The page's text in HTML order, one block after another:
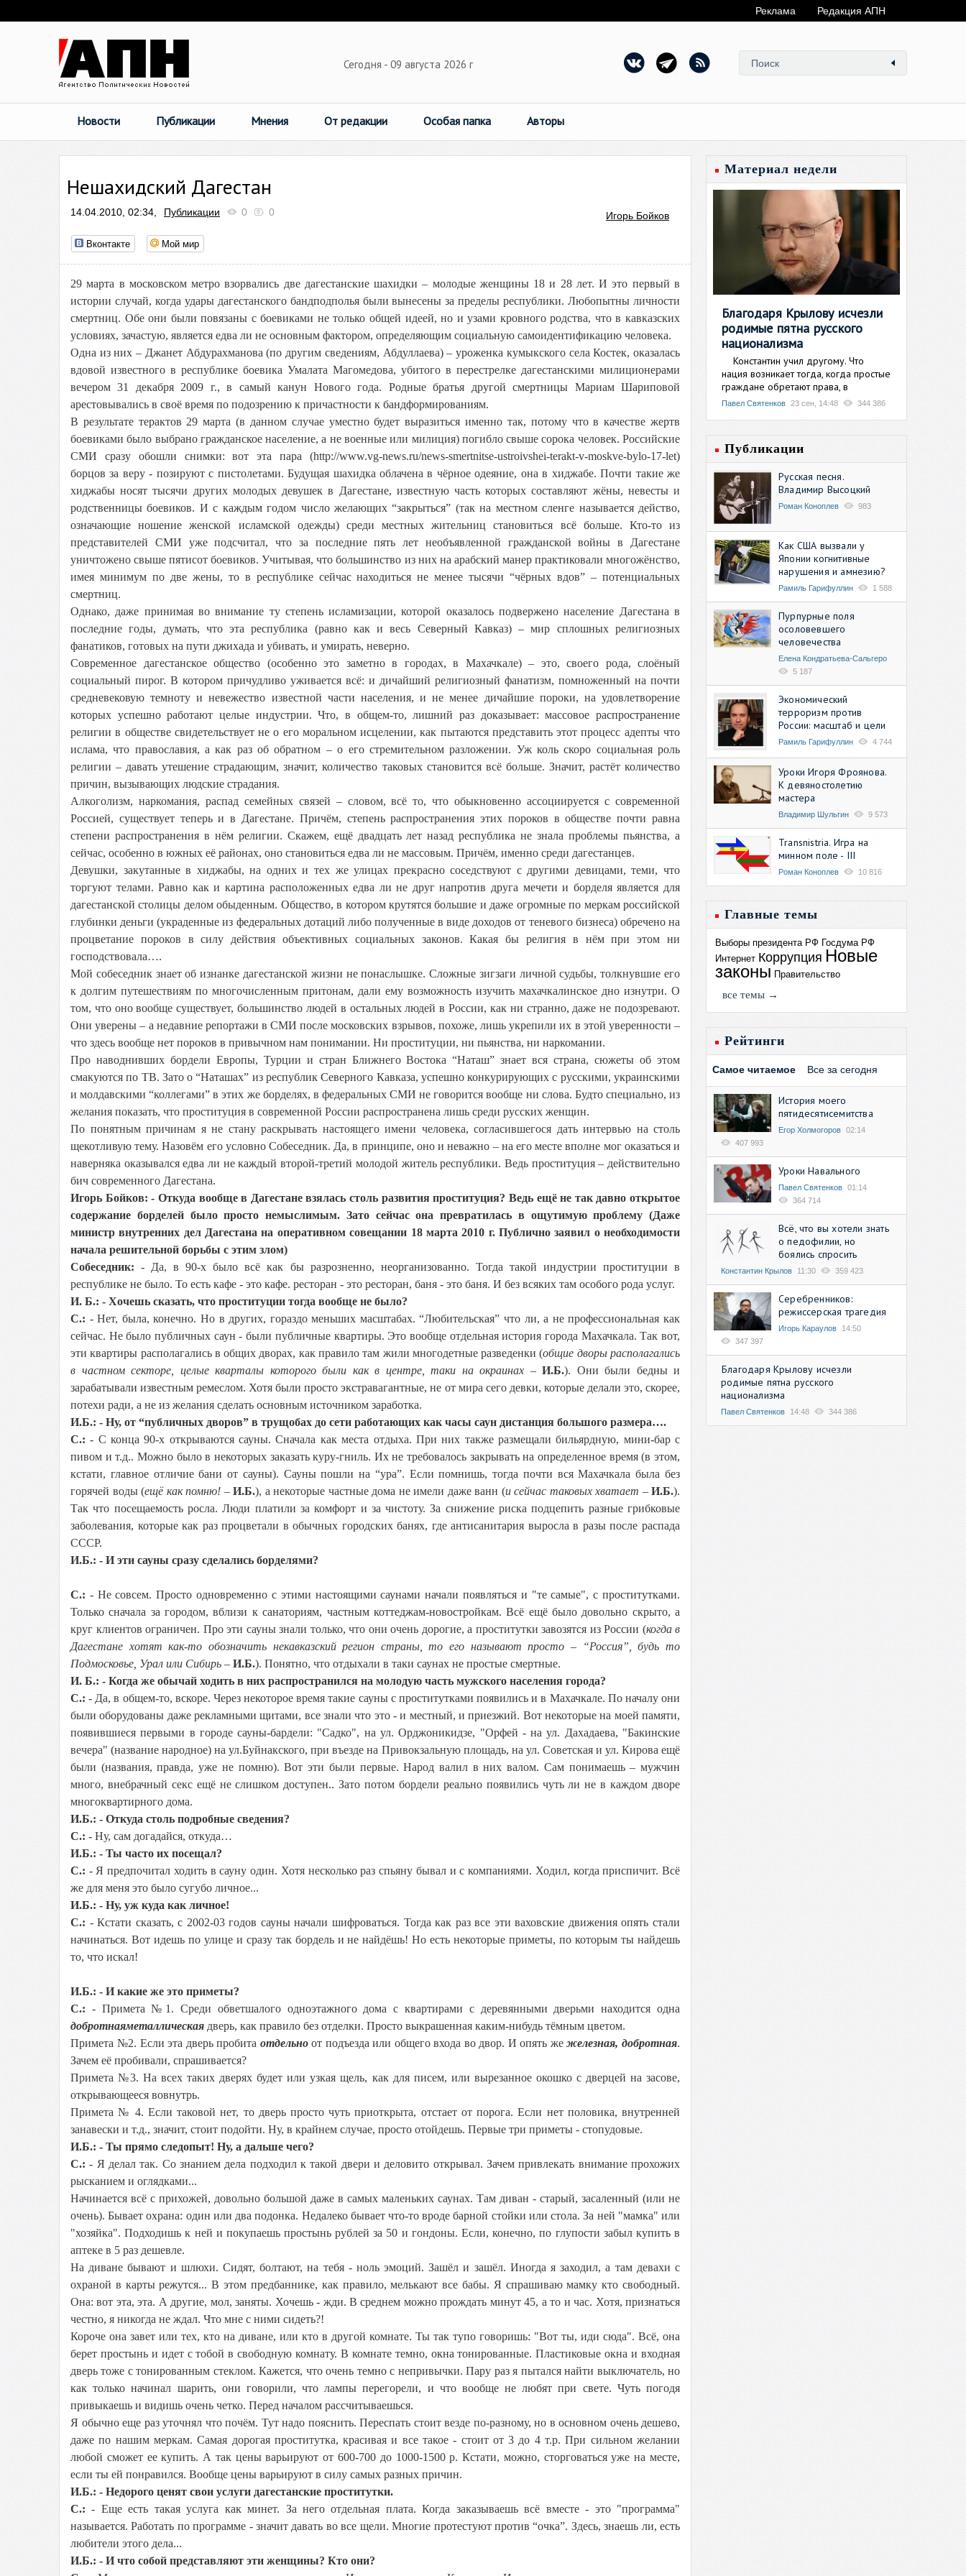
Реклама Редакция АПН
Сегодня - 09 августа 2026 г
Новости Публикации Мнения От редакции Особая папка Авторы
Нешахидский Дагестан
14.04.2010, 02:34, Публикации 0 0 Игорь Бойков
Вконтакте Мой мир
29 марта в московском метро взорвались две дагестанские шахидки – молодые женщины 18 и 28 лет. И это первый в
истории случай, когда удары дагестанского бандподполья были вынесены за пределы республики. Любопытны личности
смертниц. Обе они были повязаны с боевиками не только общей идеей, но и узами кровного родства, что в кавказских
условиях, зачастую, является едва ли не основным фактором, определяющим социальную самоидентификацию человека.
Одна из них – Джанет Абдурахманова (по другим сведениям, Абдуллаева) – уроженка кумыкского села Костек, оказалась
вдовой известного в республике боевика Умалата Магомедова, убитого в перестрелке дагестанскими милиционерами
вечером 31 декабря 2009 г., в самый канун Нового года. Родные братья другой смертницы Мариам Шариповой
арестовывались в своё время по подозрению к причастности к бандформированиям.
В результате терактов 29 марта (в данном случае уместно будет выразиться именно так, потому что в качестве жертв
боевиками было выбрано гражданское население, а не военные или милиция) погибло свыше сорока человек. Российские
СМИ сразу обошли снимки: вот эта пара (http://www.vg-news.ru/news-smertnitse-ustroivshei-terakt-v-moskve-bylo-17-let)
борцов за веру - позируют с пистолетами. Будущая шахидка облачена в чёрное одеяние, она в хиджабе. Почти такие же
хиджабы носят тысячи других молодых девушек в Дагестане, известную часть которых составляют жёны, невесты и
родственницы боевиков. И с каждым годом число желающих “закрыться” (так на местном сленге называется действо,
означающие ношение женской исламской одежды) среди местных жительниц становиться всё больше. Кто-то из
представителей СМИ уже подсчитал, что за последние пять лет необъявленной гражданской войны в Дагестане
уничтожено свыше пятисот боевиков. Учитывая, что большинство из них на арабский манер практиковали многожёнство,
имея минимум по две жены, то в республике сейчас находиться не менее тысячи “чёрных вдов” – потенциальных
смертниц.
Однако, даже принимая во внимание ту степень исламизации, которой оказалось подвержено население Дагестана в
последние годы, думать, что эта республика (равно как и весь Северный Кавказ) – мир сплошных религиозных
фанатиков, готовых на пути джихада и убивать, и умирать, неверно.
Современное дагестанское общество (особенно это заметно в городах, в Махачкале) – это, своего рода, слоёный
социальный пирог. В котором причудливо уживается всё: и дичайший религиозный фанатизм, помноженный на почти
средневековую темноту и невежество известной части населения, и не менее дичайшие пороки, на удовлетворение
которых успешно работают целые индустрии. Что, в общем-то, лишний раз доказывает: массовое распространение
религии в обществе свидетельствует не о его моральном исцелении, как пытаются представить этот процесс адепты что
ислама, что православия, а как раз об обратном – о его стремительном разложении. Уж коль скоро социальная роль
религии – давать утешение страдающим, значит, количество таковых становится всё больше. Значит, растёт количество
причин, вызывающих людские страдания.
Алкоголизм, наркомания, распад семейных связей – словом, всё то, что обыкновенно ассоциируется с современной
Россией, существует теперь и в Дагестане. Причём, степень распространения этих пороков в обществе почти равна
степени распространения в нём религии. Скажем, ещё двадцать лет назад республика не знала проблемы пьянства, а
сейчас, особенно в южных её районах, оно становиться едва ли не массовым. Причём, именно среди дагестанцев.
Девушки, закутанные в хиджабы, на одних и тех же улицах прекрасно соседствуют с другими девицами, теми, что
торгуют телами. Равно как и картина расположенных едва ли не друг напротив друга мечети и борделя является для
дагестанской столицы делом обыденным. Общество, в котором крутятся большие и даже огромные по меркам российской
глубинки деньги (украденные из федеральных дотаций либо полученные в виде доходов от теневого бизнеса) обречено на
процветание пороков в силу действия объективных социальных законов. Какая бы религия в нём при этом ни
господствовала….
Мой собеседник знает об изнанке дагестанской жизни не понаслышке. Сложные зигзаги личной судьбы, толкнувшие его
к долгим путешествиям по многочисленным притонам, дали ему возможность изучить махачкалинское дно изнутри. О
том, что оно вообще существует, большинство людей в остальных людей в России, как ни странно, даже не подозревают.
Они уверены – а недавние репортажи в СМИ после московских взрывов, похоже, лишь укрепили их в этой уверенности –
что здесь вообще нет пороков в привычном нам понимании. Ни проституции, ни пьянства, ни наркомании.
Про наводнивших бордели Европы, Турции и стран Ближнего Востока “Наташ” знает вся страна, сюжеты об этом
смакуются по ТВ. Зато о “Наташах” из республик Северного Кавказа, успешно конкурирующих с русскими, украинскими
и молдавскими “коллегами” в этих же борделях, в федеральных СМИ не говорится вообще ни слова. Будто специально, из
желания показать, что проституция в современной России распространена лишь среди русских женщин.
По понятным причинам я не стану раскрывать настоящего имени человека, согласившегося дать интервью на столь
щекотливую тему. Назовём его условно Собеседник. Да, в принципе, оно и неважно – на его месте вполне мог оказаться и
наверняка оказывался едва ли не каждый второй-третий молодой житель республики. Ведь проституция – действительно
бич современного Дагестана.
Игорь Бойков: - Откуда вообще в Дагестане взялась столь развития проституция? Ведь ещё не так давно открытое
содержание борделей было просто немыслимым. Зато сейчас она превратилась в ощутимую проблему (Даже
министр внутренних дел Дагестана на оперативном совещании 18 марта 2010 г. Публично заявил о необходимости
начала решительной борьбы с этим злом)
Собеседник: - Да, в 90-х было всё как бы разрозненно, неорганизованно. Тогда такой индустрии проституции в
республике не было. То есть кафе - это кафе. ресторан - это ресторан, баня - это баня. И без всяких там особого рода услуг.
И. Б.: - Хочешь сказать, что проституции тогда вообще не было?
С.: - Нет, была, конечно. Но в других, гораздо меньших масштабах. “Любительская” что ли, а не профессиональная как
сейчас. Не было публичных саун - были публичные квартиры. Это вообще отдельная история города Махачкала. Так вот,
эти квартиры располагались в общих дворах, как правило там жили многодетные разведенки (общие дворы располагались
в частном секторе, целые кварталы которого были как в центре, таки на окраинах – И.Б.). Они были бедны и
зарабатывали известным ремеслом. Хотя были просто экстравагантные, не от мира сего девки, которые делали это, скорее,
потехи ради, а не из желания сделать основным источником заработка.
И.Б.: - Ну, от “публичных дворов” в трущобах до сети работающих как часы саун дистанция большого размера….
С.: - С конца 90-х открываются сауны. Сначала как места отдыха. При них также размещали бильярдную, мини-бар с
пивом и т.д.. Можно было в некоторых заказать куру-гниль. Их не требовалось закрывать на определенное время (в этом,
кстати, главное отличие бани от сауны). Сауны пошли на “ура”. Если помнишь, тогда почти вся Махачкала была без
горячей воды (ещё как помню! – И.Б.), а некоторые частные дома не имели даже ванн (и сейчас таковых хватает – И.Б.).
Так что посещаемость росла. Люди платили за комфорт и за чистоту. За снижение риска подцепить разные грибковые
заболевания, которые как раз процветали в обычных городских банях, где антисанитария выросла в разы после распада
СССР.
И.Б.: - И эти сауны сразу сделались борделями?
С.: - Не совсем. Просто одновременно с этими настоящими саунами начали появляться и "те самые", с проститутками.
Только сначала за городом, вблизи к санаториям, частным коттеджам-новостройкам. Всё ещё было довольно скрыто, а
круг клиентов ограничен. Про эти сауны знали только, что они очень дорогие, а проститутки завозятся из России (когда в
Дагестане хотят как-то обозначить некавказский регион страны, то его называют просто – “Россия”, будь то
Подмосковье, Урал или Сибирь – И.Б.). Понятно, что отдыхали в таки саунах не простые смертные.
И. Б.: - Когда же обычай ходить в них распространился на молодую часть мужского населения города?
С.: - Да, в общем-то, вскоре. Через некоторое время такие сауны с проститутками появились и в Махачкале. По началу они
были оборудованы даже рекламными щитами, все знали что это - и местный, и приезжий. Вот некоторые на моей памяти,
появившиеся первыми в городе сауны-бардели: "Садко", на ул. Орджоникидзе, "Орфей - на ул. Дахадаева, "Бакинские
вечера" (название народное) на ул.Буйнакского, при въезде на Привокзальную площадь, на ул. Советская и ул. Кирова ещё
были (названия, правда, уже не помню). Вот эти были первые. Народ валил в них валом. Сам понимаешь – мужчин
много, внебрачный секс ещё не слишком доступен.. Зато потом бордели реально появились чуть ли не в каждом дворе
многоквартирного дома.
И.Б.: - Откуда столь подробные сведения?
С.: - Ну, сам догадайся, откуда…
И.Б.: - Ты часто их посещал?
С.: - Я предпочитал ходить в сауну один. Хотя несколько раз спьяну бывал и с компаниями. Ходил, когда приспичит. Всё
же для меня это было сугубо личное...
И.Б.: - Ну, уж куда как личное!
С.: - Кстати сказать, с 2002-03 годов сауны начали шифроваться. Тогда как раз все эти ваховские движения опять стали
начинаться. Вот идешь по улице и сразу так бордель и не найдёшь! Но есть некоторые приметы, по которым ты найдешь
то, что искал!
И.Б.: - И какие же это приметы?
С.: - Примета №1. Среди обветшалого одноэтажного дома с квартирами с деревянными дверьми находится одна
добротнаяметаллическая дверь, как правило без отделки. Просто выкрашенная каким-нибудь тёмным цветом.
Примета №2. Если эта дверь пробита отдельноот подъезда или общего входа во двор. И опять жежелезная, добротная.
Зачем её пробивали, спрашивается?
Примета №3. На всех таких дверях будет или узкая щель, как для писем, или вырезанное окошко с дверцей на засове,
открывающееся вовнутрь.
Примета № 4. Если таковой нет, то дверь просто чуть приоткрыта, отстает от порога. Если нет половика, внутренней
занавески и т.д., значит, стоит подойти. Ну, в крайнем случае, просто отойдешь. Первые три приметы - стопудовые.
И.Б.: - Ты прямо следопыт! Ну, а дальше чего?
С.: - Я делал так. Со знанием дела подходил к такой двери и деловито открывал. Зачем привлекать внимание прохожих
рысканием и оглядками...
Начинается всё с прихожей, довольно большой даже в самых маленьких саунах. Там диван - старый, засаленный (или не
очень). Бывает охрана: один или два подонка. Недалеко бывает что-то вроде барной стойки или стола. За ней "мамка" или
"хозяйка". Подходишь к ней и покупаешь простынь рублей за 50 и гондоны. Если, конечно, по глупости забыл купить в
аптеке в 5 раз дешевле.
На диване бывают и шлюхи. Сидят, болтают, на тебя - ноль эмоций. Зашёл и зашёл. Иногда я заходил, а там девахи с
охраной в карты режутся... В этом предбаннике, как правило, мелькают все бабы. Я спрашиваю мамку кто свободный.
Она: вот эта, эта. А другие, мол, заняты. Хочешь - жди. В среднем можно прождать минут 45, а то и час. Хотя, признаться
честно, я никогда не ждал. Что мне с ними сидеть?!
Короче она завет или тех, кто на диване, или кто в другой комнате. Ты так тупо говоришь: "Вот ты, иди сюда". Всё, она
берет простынь и идет с тобой в свободную комнату. В комнате темно, окна тонированные. Пластиковые окна и входная
дверь тоже с тонированным стеклом. Кажется, что очень темно с непривычки. Пару раз я пытался найти выключатель, но
как только начинал шарить, они говорили, что лампы перегорели, и что вообще не любят при свете. Чуть погодя
привыкаешь и видишь очень четко. Перед началом рассчитываешься.
Я обычно еще раз уточнял что почём. Тут надо пояснить. Переспать стоит везде по-разному, но в основном очень дешево,
даже по нашим меркам. Самая дорогая проститутка, красивая и все такое - стоит от 3 до 4 т.р. При сильном желании
любой сможет ее купить. А так цены варьируют от 600-700 до 1000-1500 р. Кстати, можно, сторговаться уже на месте,
если ты ей понравился. Вообще цены варьируют в силу самых разных причин.
И.Б.: - Недорого ценят свои услуги дагестанские проститутки.
С.: - Еще есть такая услуга как минет. За него отдельная плата. Когда заказываешь всё вместе - это "программа"
называется. Работать по программе - значит давать во все щели. Многие протестуют против “очка”. Здесь, знаешь ли, есть
любители этого дела...
И.Б.: - И что собой представляют эти женщины? Кто они?
Материал недели
Благодаря Крылову исчезли
родимые пятна русского
национализма
Константин учил другому. Что
нация возникает тогда, когда простые
граждане обретают права, в
Павел Святенков 23 сен, 14:48 344 386
Публикации
Русская песня.
Владимир Высоцкий
Роман Коноплев 983
Как США вызвали у
Японии когнитивные
нарушения и амнезию?
Рамиль Гарифуллин 1 588
Пурпурные поля
осоловевшего
человечества
Елена Кондратьева-Сальгеро
5 187
Экономический
терроризм против
России: масштаб и цели
Рамиль Гарифуллин 4 744
Уроки Игоря Фроянова.
К девяностолетию
мастера
Владимир Шульгин 9 573
Transnistria. Игра на
минном поле - III
Роман Коноплев 10 816
Главные темы
Выборы президента РФ Госдума РФ
Интернет Коррупция Новые
законы Правительство
все темы →
Рейтинги
Самое читаемое Все за сегодня
История моего
пятидесятисемитства
Егор Холмогоров 02:14
407 993
Уроки Навального
Павел Святенков 01:14
364 714
Всё, что вы хотели знать
о педофилии, но
боялись спросить
Константин Крылов 11:30 359 423
Серебренников:
режиссерская трагедия
Игорь Караулов
14:50
347 397
Благодаря Крылову исчезли
родимые пятна русского
национализма
Павел Святенков 14:48 344 386